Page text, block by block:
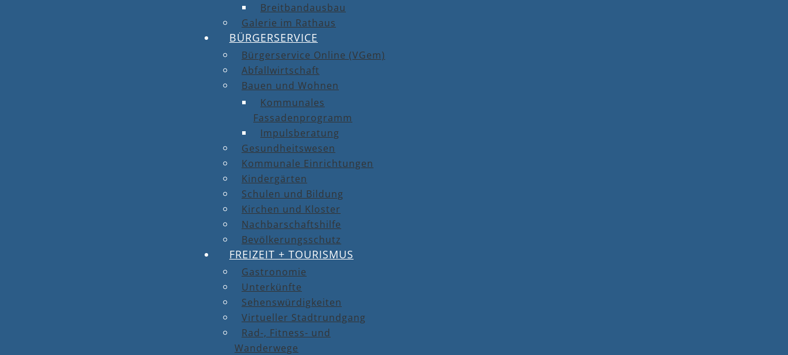
Breitbandausbau
Galerie im Rathaus
BÜRGERSERVICE
Bürgerservice Online (VGem)
Abfallwirtschaft
Bauen und Wohnen
Kommunales
Fassadenprogramm
Impulsberatung
Gesundheitswesen
Kommunale Einrichtungen
Kindergärten
Schulen und Bildung
Kirchen und Kloster
Nachbarschaftshilfe
Bevölkerungsschutz
FREIZEIT + TOURISMUS
Gastronomie
Unterkünfte
Sehenswürdigkeiten
Virtueller Stadtrundgang
Rad-, Fitness- und
Wanderwege